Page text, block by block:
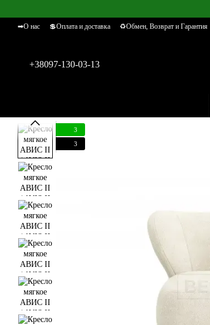
➡О нас 💲Оплата и доставка ♻Обмен, Возврат и Гарантия
+38097-130-03-13
3
3